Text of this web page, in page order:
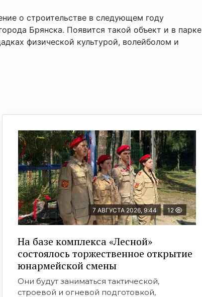
о строительстве в следующем году
Брянска. Появится такой объект и в парке
физической культурой, волейболом и
7 АВГУСТА 2026, 9:44 12
На базе комплекса «Лесной»
состоялось торжественное открытие
юнармейской смены
Они будут заниматься тактической,
строевой и огневой подготовкой,